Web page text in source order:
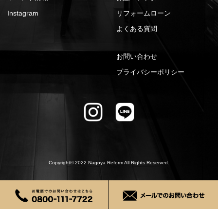
Instagram
リフォームローン
よくある質問
お問い合わせ
プライバシーポリシー
Copyright© 2022 Nagoya Reform All Rights Reserved.